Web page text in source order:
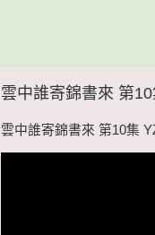
雲中誰寄錦書來 第
雲中誰寄錦書來 第10集